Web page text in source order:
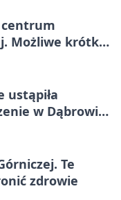
centrum
Możliwe krótkie
ustąpiła
w Dąbrowie
Te
zdrowie